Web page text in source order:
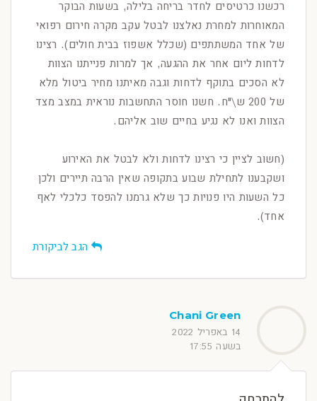
רכשנו כרטיסים לחדר בריחה בלילה, בשעות הבוקר
המאוחרות למחרת נאלצנו לבטל עקב מקרה חירום רפואי
של אחד המשתתפים (שכלל אשפוז בבית חולים). רצינו
לדחות ליום אחר את ההגעה, אך למרות פנייתנו הצוות
לא הסכים בתוקף לדחות וגבה מאיתנו מחיר ביטול מלא
של 200 ש\"ח. חשנו חוסר התחשבות נוראית במצב מצד
הצוות ואנו לא נגיע בחיים שוב אליהם.
(חשוב לציין כי רצינו לדחות ולא לבטל את האירוע
ושקבענו לתחילת שבוע בתקופה שאין הרבה תיירים ולכן
כל השעות היו פנויות כך שלא גרמנו להפסד כלכלי לאף
אחד).
הגב לביקורת
Chani Green
14 באפריל 2022
בשעה 17:55